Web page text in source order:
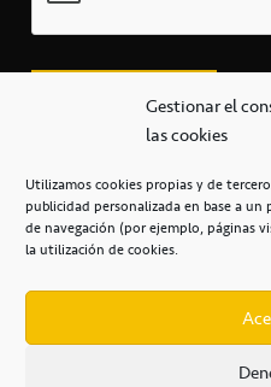
Gestionar el
las cookies
Utilizamos cookies propias y de
publicidad personalizada en base a
de navegación (por ejemplo, páginas
la utilización de cookies.+34 922 253 684
Casa del Deporte